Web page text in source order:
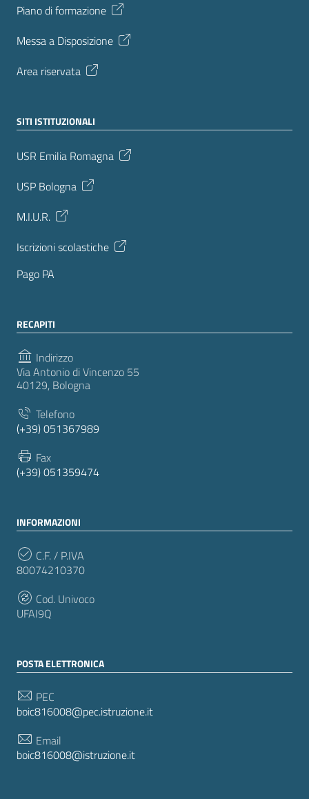
Piano di formazione
Messa a Disposizione
Area riservata
SITI ISTITUZIONALI
USR Emilia Romagna
USP Bologna
M.I.U.R.
Iscrizioni scolastiche
Pago PA
RECAPITI
Indirizzo
Via Antonio di Vincenzo 55
40129, Bologna
Telefono
(+39) 051367989
Fax
(+39) 051359474
INFORMAZIONI
C.F. / P.IVA
80074210370
Cod. Univoco
UFAI9Q
POSTA ELETTRONICA
PEC
boic816008@pec.istruzione.it
Email
boic816008@istruzione.it